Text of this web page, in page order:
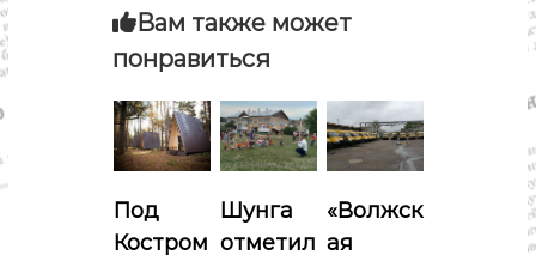
а
ц
и
я
Вам также может
понравиться
Под
Костром
Шунга
отметил
«Волжск
ая